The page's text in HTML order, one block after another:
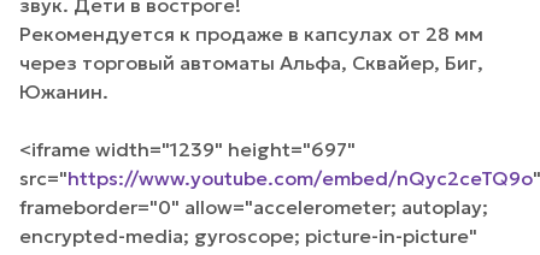
Рекомендуется к продаже в капсулах от 28 мм
через торговый автоматы Альфа, Сквайер, Биг,
Южанин.
<iframe width="1239" height="697"
src="https://www.youtube.com/embed/nQyc2ceTQ9o"
frameborder="0" allow="accelerometer; autoplay;
encrypted-media; gyroscope; picture-in-picture"